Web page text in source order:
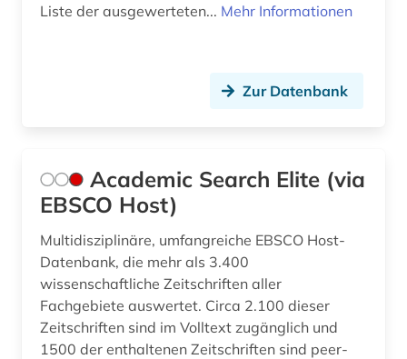
benediktinerkloster sankt salvator und
bonifatius (1)
bergbau (2)
berlin (5)
beton (3)
Liste der ausgewerteten... Mehr Informationen
Zur Datenbank
Academic Search Elite (via
EBSCO Host)
Multidisziplinäre, umfangreiche EBSCO Host-
Datenbank, die mehr als 3.400
wissenschaftliche Zeitschriften aller
Fachgebiete auswertet. Circa 2.100 dieser
Zeitschriften sind im Volltext zugänglich und
1500 der enthaltenen Zeitschriften sind peer-